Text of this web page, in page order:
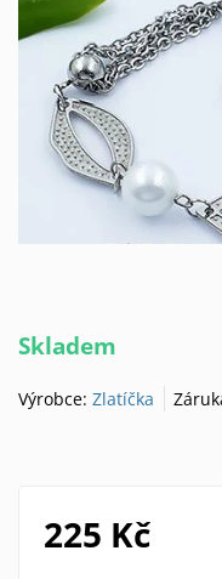
Skladem
Výrobce: Zlatíčka
225 Kč